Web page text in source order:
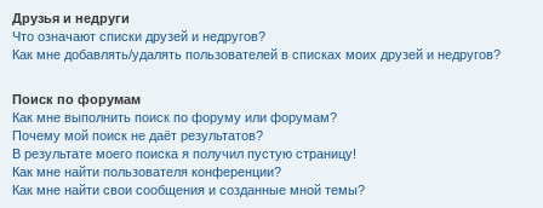
Друзья и недруги
Что означают списки друзей и недругов?
Как мне добавлять/удалять пользователей в списках моих друзей и недругов?
Поиск по форумам
Как мне выполнить поиск по форуму или форумам?
Почему мой поиск не даёт результатов?
В результате моего поиска я получил пустую страницу!
Как мне найти пользователя конференции?
Как мне найти свои сообщения и созданные мной темы?